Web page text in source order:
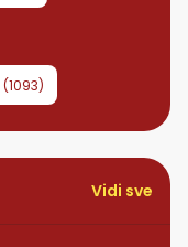
(1093)
Vidi sve